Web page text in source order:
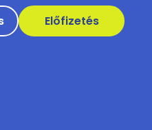
Előfizetés